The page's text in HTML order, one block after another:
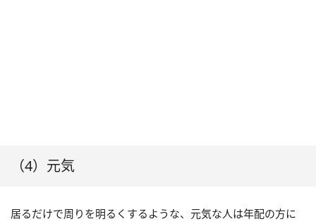
（4）元気
居るだけで周りを明るくするような、元気な人は年配の方に